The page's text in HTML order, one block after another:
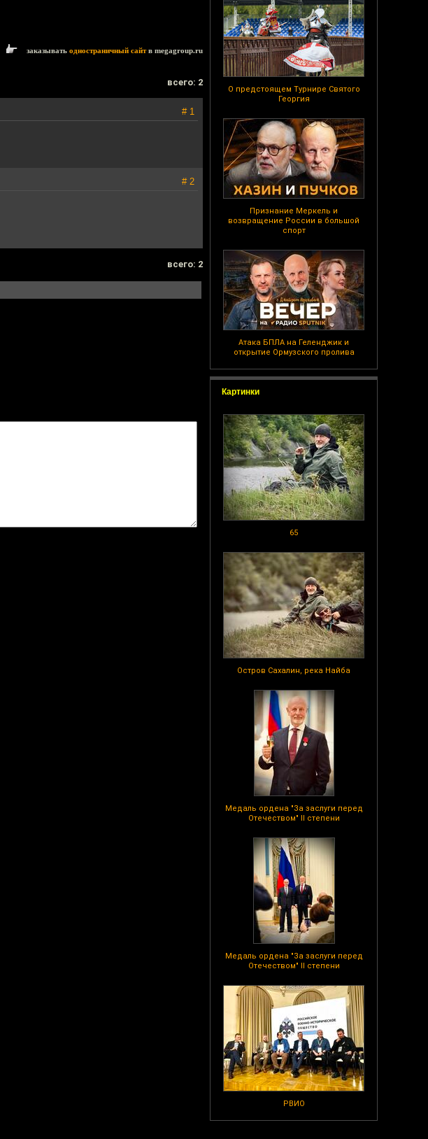
О предстоящем Турнире Святого
Георгия
Признание Меркель и
возвращение России в большой
спорт
Атака БПЛА на Геленджик и
открытие Ормузского пролива
Картинки
65
Остров Сахалин, река Найба
Медаль ордена "За заслуги перед
Отечеством" II степени
Медаль ордена "За заслуги перед
Отечеством" II степени
РВИО
заказывать одностраничный сайтв megagroup.ru
всего: 2
# 1
# 2
всего: 2